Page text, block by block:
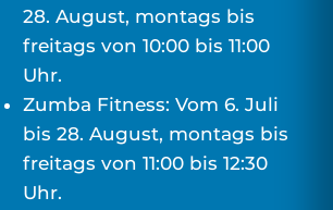
28. August, montags bis
freitags von 10:00 bis 11:00
Uhr.
Zumba Fitness: Vom 6. Juli
bis 28. August, montags bis
freitags von 11:00 bis 12:30
Uhr.